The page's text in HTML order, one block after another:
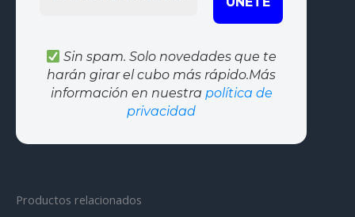
Sin spam. Solo novedades que te
harán girar el cubo más rápido.Más
información en nuestra política de
privacidad
Productos relacionados